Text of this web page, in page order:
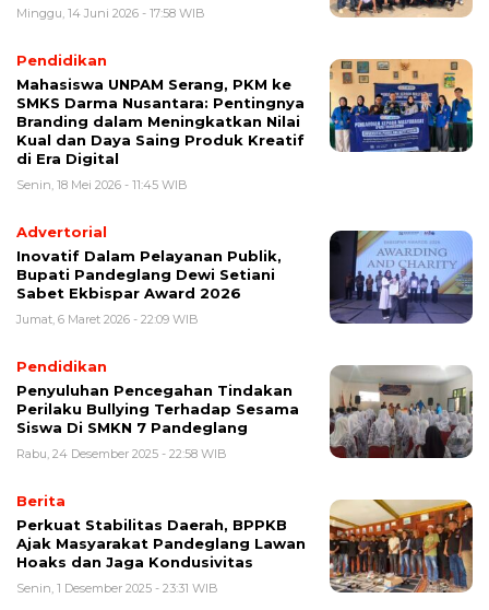
Minggu, 14 Juni 2026 - 17:58 WIB
Pendidikan
Mahasiswa UNPAM Serang, PKM ke
SMKS Darma Nusantara: Pentingnya
Branding dalam Meningkatkan Nilai
Kual dan Daya Saing Produk Kreatif
di Era Digital
Senin, 18 Mei 2026 - 11:45 WIB
Advertorial
Inovatif Dalam Pelayanan Publik,
Bupati Pandeglang Dewi Setiani
Sabet Ekbispar Award 2026
Jumat, 6 Maret 2026 - 22:09 WIB
Pendidikan
Penyuluhan Pencegahan Tindakan
Perilaku Bullying Terhadap Sesama
Siswa Di SMKN 7 Pandeglang
Rabu, 24 Desember 2025 - 22:58 WIB
Berita
Perkuat Stabilitas Daerah, BPPKB
Ajak Masyarakat Pandeglang Lawan
Hoaks dan Jaga Kondusivitas
Senin, 1 Desember 2025 - 23:31 WIB